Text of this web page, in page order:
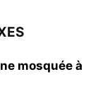
mosquée à